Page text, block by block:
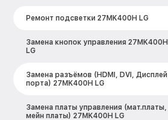
Ремонт подсветки 27MK400H LG
Замена кнопок управления 27MK400H
LG
Замена разъёмов (HDMI, DVI, Дисплей
порта) 27MK400H LG
Замена платы управления (мат.платы,
мейн платы) 27MK400H LG